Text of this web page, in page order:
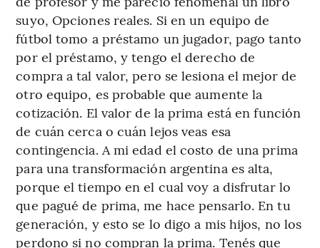
suyo, Opciones reales. Si en un equipo de
fútbol tomo a préstamo un jugador, pago tanto
por el préstamo, y tengo el derecho de
compra a tal valor, pero se lesiona el mejor de
otro equipo, es probable que aumente la
cotización. El valor de la prima está en función
de cuán cerca o cuán lejos veas esa
contingencia. A mi edad el costo de una prima
para una transformación argentina es alta,
porque el tiempo en el cual voy a disfrutar lo
que pagué de prima, me hace pensarlo. En tu
generación, y esto se lo digo a mis hijos, no los
perdono si no compran la prima. Tenés que